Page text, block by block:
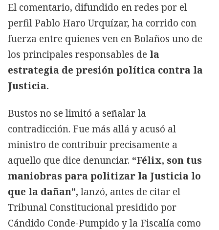
El comentario, difundido en redes por el
perfil Pablo Haro Urquízar, ha corrido con
fuerza entre quienes ven en Bolaños uno de
los principales responsables de la
estrategia de presión política contra la
Justicia.
Bustos no se limitó a señalar la
contradicción. Fue más allá y acusó al
ministro de contribuir precisamente a
aquello que dice denunciar. “Félix, son tus
maniobras para politizar la Justicia lo
que la dañan”, lanzó, antes de citar el
Tribunal Constitucional presidido por
Cándido Conde-Pumpido y la Fiscalía como